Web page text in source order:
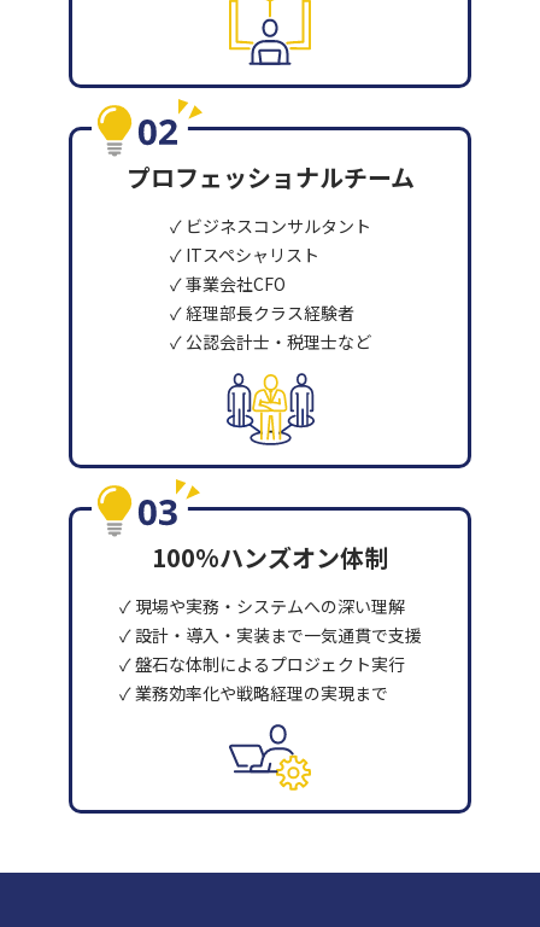
プロフェッショナルチーム
✓ ビジネスコンサルタント
✓ ITスペシャリスト
✓ 事業会社CFO
✓ 経理部長クラス経験者
✓ 公認会計士・税理士など
100%ハンズオン体制
✓ 現場や実務・システムへの深い理解
✓ 設計・導入・実装まで一気通貫で支援
✓ 盤石な体制によるプロジェクト実行
✓ 業務効率化や戦略経理の実現まで